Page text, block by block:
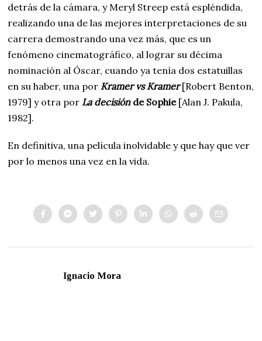
detrás de la cámara, y Meryl Streep está espléndida,
realizando una de las mejores interpretaciones de su
carrera demostrando una vez más, que es un
fenómeno cinematográfico, al lograr su décima
nominación al Óscar, cuando ya tenía dos estatuillas
en su haber, una por Kramer vs Kramer [Robert Benton,
1979] y otra por La decisión de Sophie[Alan J. Pakula,
1982].
En definitiva, una película inolvidable y que hay que ver
por lo menos una vez en la vida.
Ignacio Mora